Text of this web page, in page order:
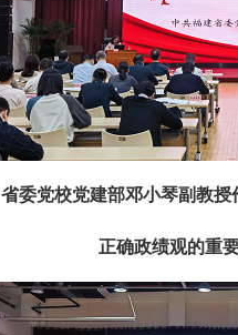
省委党校党建部邓小琴副教授
正确政绩观的重